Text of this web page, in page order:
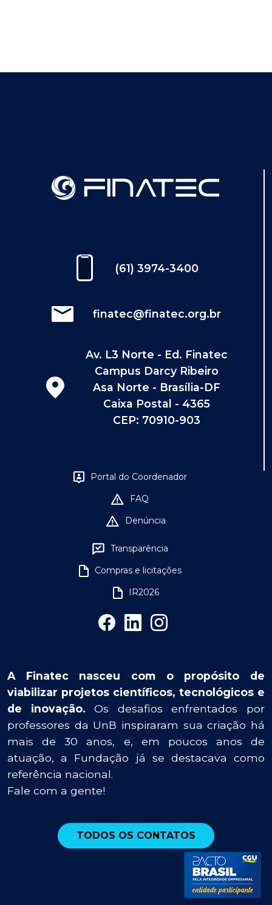
(61) 3974-3400
finatec@finatec.org.br
Av. L3 Norte - Ed. Finatec
Campus Darcy Ribeiro
Asa Norte - Brasília-DF
Caixa Postal - 4365
CEP: 70910-903
Portal do Coordenador
FAQ
Denúncia
Transparência
Compras e licitações
IR2026
A Finatec nasceu com o propósito de
viabilizar projetos científicos, tecnológicos e
de inovação. Os desafios enfrentados por
professores da UnB inspiraram sua criação há
mais de 30 anos, e, em poucos anos de
atuação, a Fundação já se destacava como
referência nacional.
Fale com a gente!
TODOS OS CONTATOS